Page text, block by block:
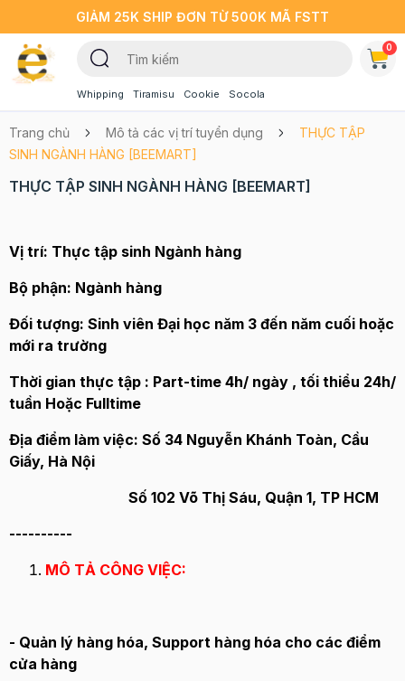
GIẢM 25K SHIP ĐƠN TỪ 500K MÃ FSTT
Whipping Tiramisu Cookie Socola
0
Trang chủ Mô tả các vị trí tuyển dụng
THỰC TẬP
SINH NGÀNH HÀNG [BEEMART]
THỰC TẬP SINH NGÀNH HÀNG [BEEMART]
Vị trí: Thực tập sinh Ngành hàng
Bộ phận: Ngành hàng
Đối tượng: Sinh viên Đại học năm 3 đến năm cuối hoặc
mới ra trường
Thời gian thực tập : Part-time 4h/ ngày , tối thiểu 24h/
tuần Hoặc Fulltime
Địa điểm làm việc: Số 34 Nguyễn Khánh Toàn, Cầu
Giấy, Hà Nội
Số 102 Võ Thị Sáu, Quận 1, TP HCM
----------
MÔ TẢ CÔNG VIỆC:
- Quản lý hàng hóa, Support hàng hóa cho các điểm
cửa hàng